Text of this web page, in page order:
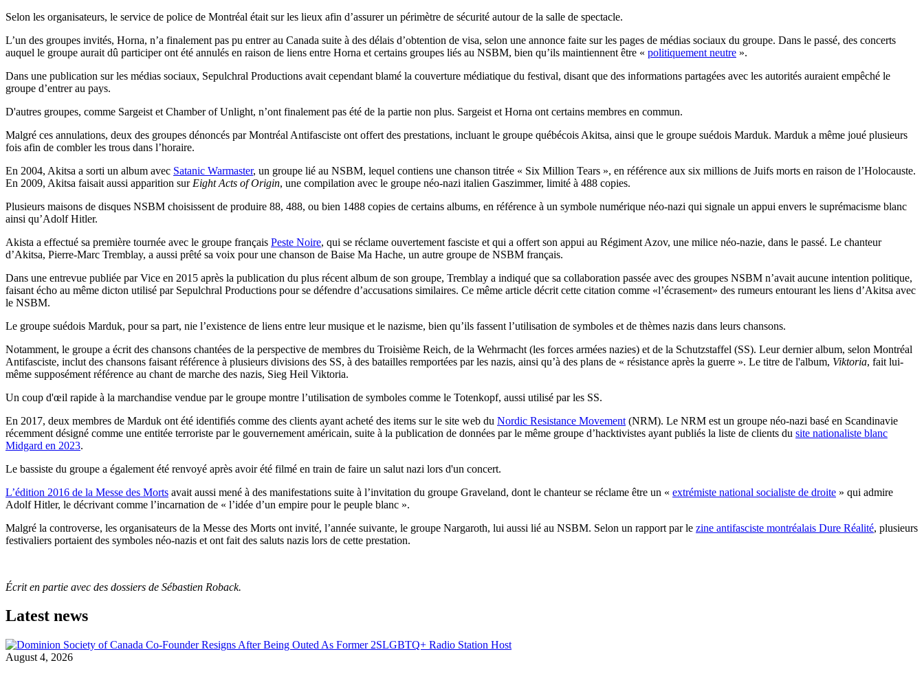
Selon les organisateurs, le service de police de Montréal était sur les lieux afin d’assurer un périmètre de sécurité autour de la salle de spectacle.
L’un des groupes invités, Horna, n’a finalement pas pu entrer au Canada suite à des délais d’obtention de visa, selon une annonce faite sur les pages de médias sociaux du groupe. Dans le passé, des concerts
auquel le groupe aurait dû participer ont été annulés en raison de liens entre Horna et certains groupes liés au NSBM, bien qu’ils maintiennent être « politiquement neutre ».
Dans une publication sur les médias sociaux, Sepulchral Productions avait cependant blamé la couverture médiatique du festival, disant que des informations partagées avec les autorités auraient empêché le
groupe d’entrer au pays.
D'autres groupes, comme Sargeist et Chamber of Unlight, n’ont finalement pas été de la partie non plus. Sargeist et Horna ont certains membres en commun.
Malgré ces annulations, deux des groupes dénoncés par Montréal Antifasciste ont offert des prestations, incluant le groupe québécois Akitsa, ainsi que le groupe suédois Marduk. Marduk a même joué plusieurs
fois afin de combler les trous dans l’horaire.
En 2004, Akitsa a sorti un album avec Satanic Warmaster, un groupe lié au NSBM, lequel contiens une chanson titrée « Six Million Tears », en référence aux six millions de Juifs morts en raison de l’Holocauste.
En 2009, Akitsa faisait aussi apparition sur Eight Acts of Origin, une compilation avec le groupe néo-nazi italien Gaszimmer, limité à 488 copies.
Plusieurs maisons de disques NSBM choisissent de produire 88, 488, ou bien 1488 copies de certains albums, en référence à un symbole numérique néo-nazi qui signale un appui envers le suprémacisme blanc
ainsi qu’Adolf Hitler.
Akista a effectué sa première tournée avec le groupe français Peste Noire, qui se réclame ouvertement fasciste et qui a offert son appui au Régiment Azov, une milice néo-nazie, dans le passé. Le chanteur
d’Akitsa, Pierre-Marc Tremblay, a aussi prêté sa voix pour une chanson de Baise Ma Hache, un autre groupe de NSBM français.
Dans une entrevue publiée par Vice en 2015 après la publication du plus récent album de son groupe, Tremblay a indiqué que sa collaboration passée avec des groupes NSBM n’avait aucune intention politique,
faisant écho au même dicton utilisé par Sepulchral Productions pour se défendre d’accusations similaires. Ce même article décrit cette citation comme «l’écrasement» des rumeurs entourant les liens d’Akitsa avec
le NSBM.
Le groupe suédois Marduk, pour sa part, nie l’existence de liens entre leur musique et le nazisme, bien qu’ils fassent l’utilisation de symboles et de thèmes nazis dans leurs chansons.
Notamment, le groupe a écrit des chansons chantées de la perspective de membres du Troisième Reich, de la Wehrmacht (les forces armées nazies) et de la Schutzstaffel (SS). Leur dernier album, selon Montréal
Antifasciste, inclut des chansons faisant référence à plusieurs divisions des SS, à des batailles remportées par les nazis, ainsi qu’à des plans de « résistance après la guerre ». Le titre de l'album, Viktoria, fait lui-
même supposément référence au chant de marche des nazis, Sieg Heil Viktoria.
Un coup d'œil rapide à la marchandise vendue par le groupe montre l’utilisation de symboles comme le Totenkopf, aussi utilisé par les SS.
En 2017, deux membres de Marduk ont été identifiés comme des clients ayant acheté des items sur le site web du Nordic Resistance Movement (NRM). Le NRM est un groupe néo-nazi basé en Scandinavie
récemment désigné comme une entitée terroriste par le gouvernement américain, suite à la publication de données par le même groupe d’hacktivistes ayant publiés la liste de clients du site nationaliste blanc
Midgard en 2023.
Le bassiste du groupe a également été renvoyé après avoir été filmé en train de faire un salut nazi lors d'un concert.
L’édition 2016 de la Messe des Morts avait aussi mené à des manifestations suite à l’invitation du groupe Graveland, dont le chanteur se réclame être un « extrémiste national socialiste de droite » qui admire
Adolf Hitler, le décrivant comme l’incarnation de « l’idée d’un empire pour le peuple blanc ».
Malgré la controverse, les organisateurs de la Messe des Morts ont invité, l’année suivante, le groupe Nargaroth, lui aussi lié au NSBM. Selon un rapport par le zine antifasciste montréalais Dure Réalité, plusieurs
festivaliers portaient des symboles néo-nazis et ont fait des saluts nazis lors de cette prestation.
Écrit en partie avec des dossiers de Sébastien Roback.
Latest news
August 4, 2026